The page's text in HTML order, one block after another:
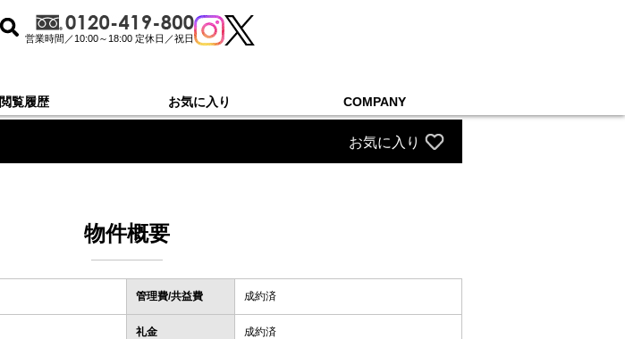
営業時間／10:00～18:00 定休日／祝日
閲覧履歴 お気に入り COMPANY
お気に入り
物件概要
管理費/共益費 成約済
礼金 成約済